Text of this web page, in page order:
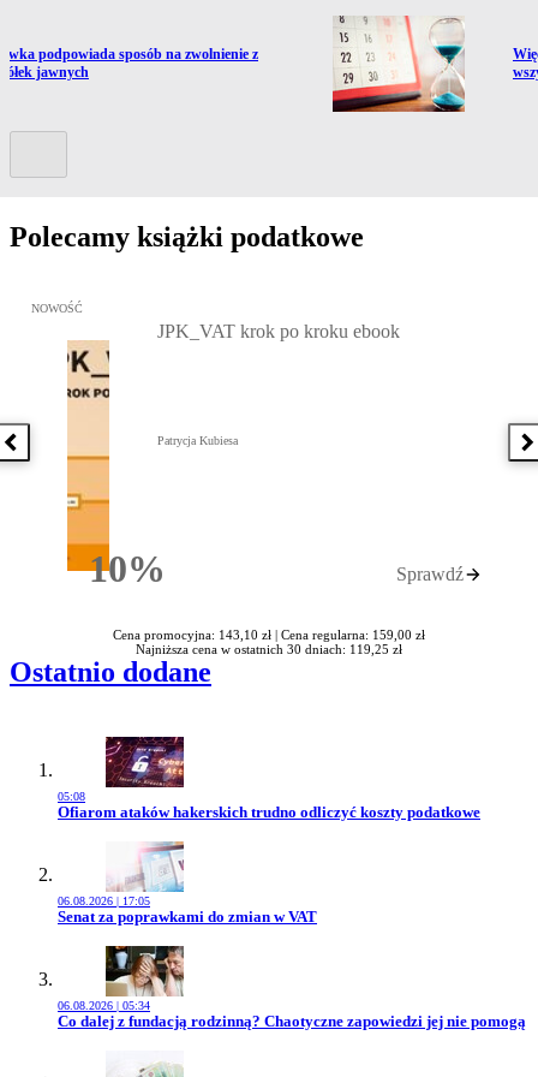
do artykułu:
podpowiada sposób na zwolnienie z
jawnych
Polecamy książki podatkowe
Poprzednia książka
Przejdź do: JPK_VAT krok po kroku ebook, Patrycja Kubiesa -
NOWOŚĆ
10%Rabatu
JPK_VAT krok po kroku ebook
Patrycja Kubiesa
Sprawdź
Cena promocyjna: 143,10 zł | Cena regularna: 159,00 zł
Najniższa cena w ostatnich 30 dniach: 119,25 zł
Ostatnio dodane
05:08
Przejdź do artykułu:
Ofiarom ataków hakerskich trudno odliczyć koszty podatkowe
06.08.2026 | 17:05
Przejdź do artykułu:
Senat za poprawkami do zmian w VAT
06.08.2026 | 05:34
Przejdź do artykułu:
Co dalej z fundacją rodzinną? Chaotyczne zapowiedzi jej nie pomogą